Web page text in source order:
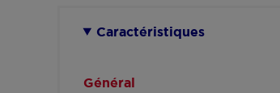
Caractéristiques
Général